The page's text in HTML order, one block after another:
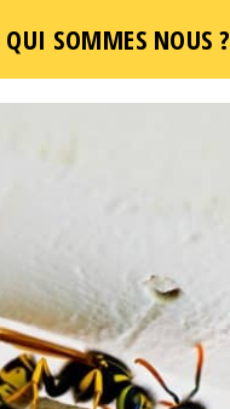
QUI SOMMES NOUS ?